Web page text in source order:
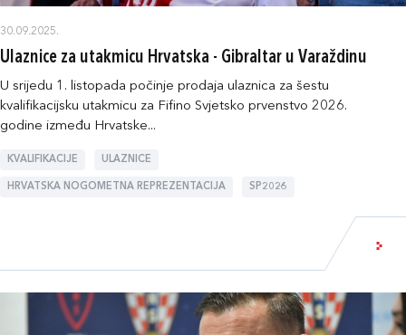
30.09.2025.
Ulaznice za utakmicu Hrvatska - Gibraltar u Varaždinu
U srijedu 1. listopada počinje prodaja ulaznica za šestu
kvalifikacijsku utakmicu za Fifino Svjetsko prvenstvo 2026.
godine između Hrvatske...
KVALIFIKACIJE ULAZNICE
HRVATSKA NOGOMETNA REPREZENTACIJA SP2026